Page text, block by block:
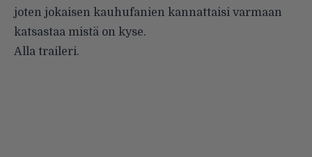
joten jokaisen kauhufanien kannattaisi varmaan
katsastaa mistä on kyse.
Alla traileri.